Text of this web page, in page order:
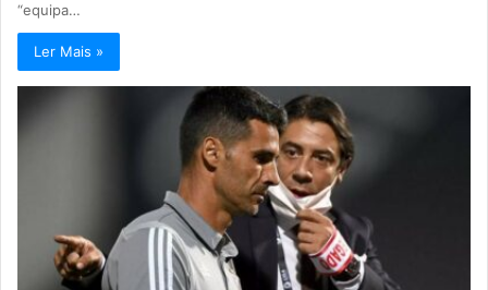
“equipa…
Ler Mais »